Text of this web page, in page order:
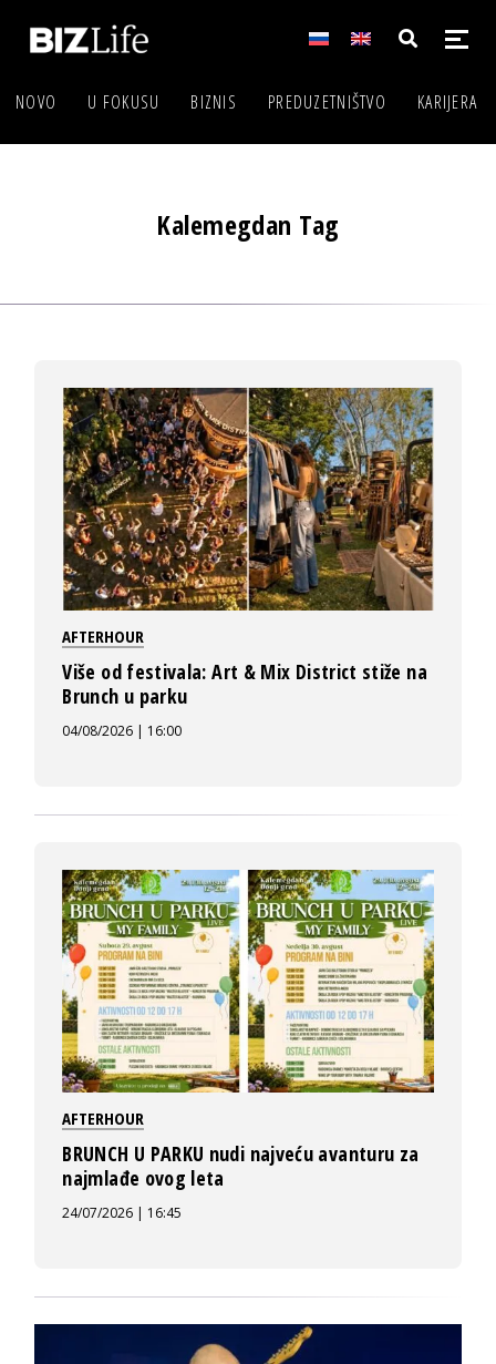
NOVO U FOKUSU BIZNIS PREDUZETNIŠTVO KARIJERA
Kalemegdan Tag
AFTERHOUR
Više od festivala: Art & Mix District stiže na
Brunch u parku
04/08/2026 | 16:00
AFTERHOUR
BRUNCH U PARKU nudi najveću avanturu za
najmlađe ovog leta
24/07/2026 | 16:45